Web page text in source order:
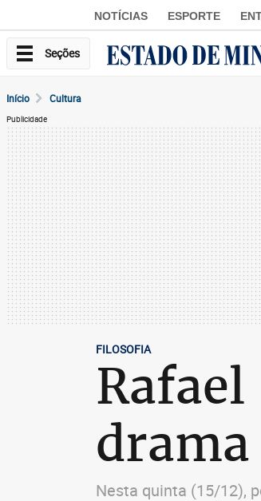
NOTÍCIAS ESPORTE
Seções
Início Cultura
Publicidade
FILOSOFIA
Nesta quinta (15/12),